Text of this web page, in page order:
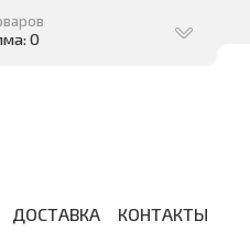
0
ДОСТАВКА КОНТАКТЫ